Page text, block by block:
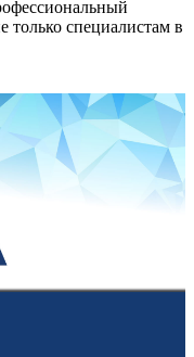
только специалистам в